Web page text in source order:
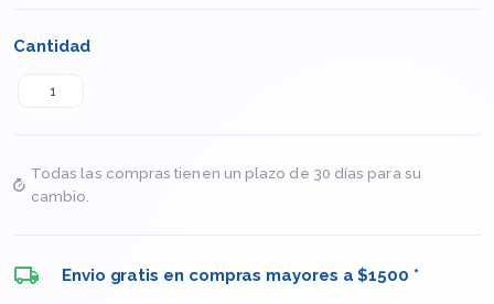
Cantidad
Todas las compras tienen un plazo de 30 días para su
cambio.
Envio gratis en compras mayores a $1500 *